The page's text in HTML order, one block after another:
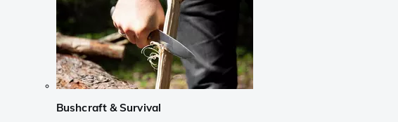
Bushcraft & Survival